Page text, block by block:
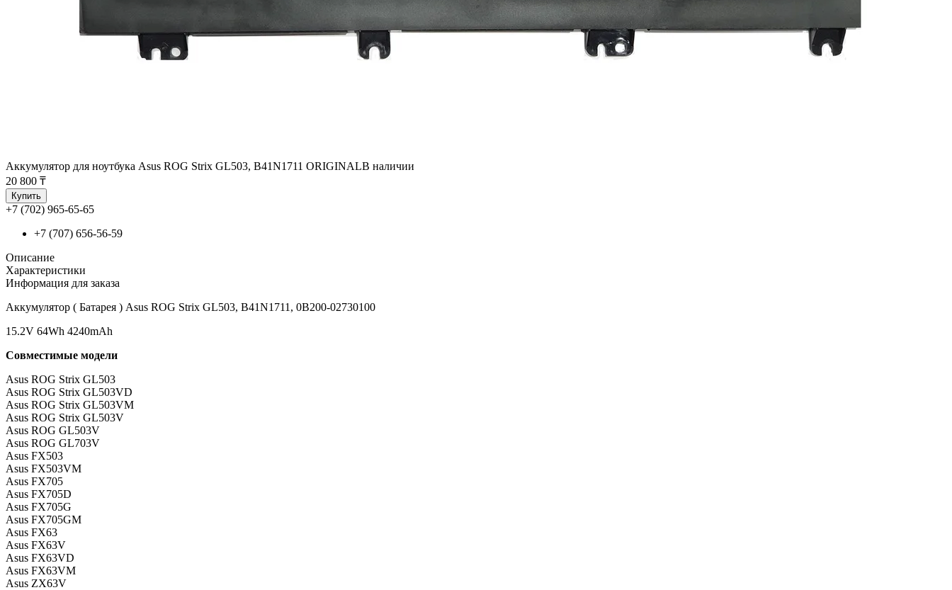
Аккумулятор для ноутбука Asus ROG Strix GL503, B41N1711 ORIGINALВ наличии
20 800 ₸
Купить
+7 (702) 965-65-65
+7 (707) 656-56-59
Описание
Характеристики
Информация для заказа
Аккумулятор ( Батарея ) Asus ROG Strix GL503, B41N1711, 0B200-02730100
15.2V 64Wh 4240mAh
Совместимые модели
Asus ROG Strix GL503
Asus ROG Strix GL503VD
Asus ROG Strix GL503VM
Asus ROG Strix GL503V
Asus ROG GL503V
Asus ROG GL703V
Asus FX503
Asus FX503VM
Asus FX705
Asus FX705D
Asus FX705G
Asus FX705GM
Asus FX63
Asus FX63V
Asus FX63VD
Asus FX63VM
Asus ZX63V